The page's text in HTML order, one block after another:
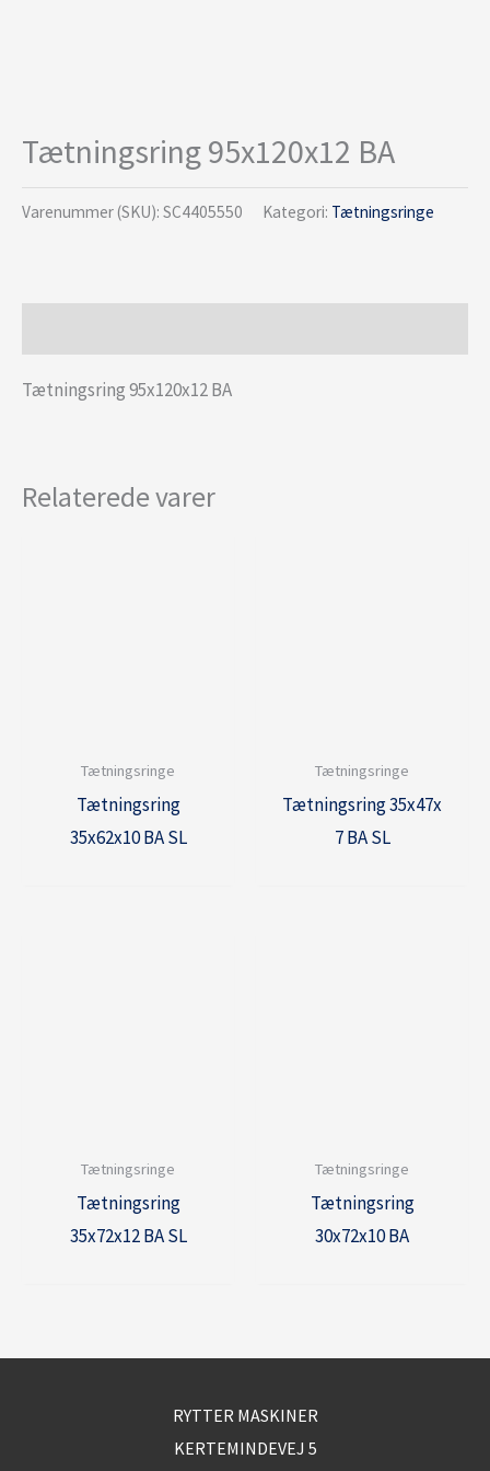
Tætningsring 95x120x12 BA
Varenummer (SKU): SC4405550 Kategori: Tætningsringe
Tætningsring 95x120x12 BA
Relaterede varer
Tætningsringe
Tætningsring
35x62x10 BA SL
Tætningsringe
Tætningsring 35x47x
7 BA SL
Tætningsringe
Tætningsring
35x72x12 BA SL
Tætningsringe
Tætningsring
30x72x10 BA
RYTTER MASKINER
KERTEMINDEVEJ 5